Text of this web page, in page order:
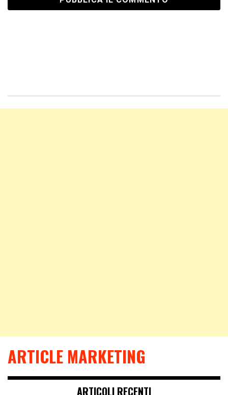
ARTICLE MARKETING
ARTICOLI RECENTI